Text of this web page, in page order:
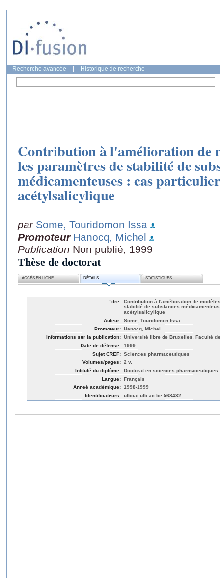
Recherche avancée Historique de recherche
Contribution à l'amélioration de
les paramètres de stabilité de
médicamenteuses : cas
acétylsalicylique
par Some, Touridomon Issa
Promoteur Hanocq, Michel
Publication Non publié, 1999
Thèse de doctorat
ACCÈS EN LIGNE DÉTAILS STATISTIQUES
Titre: Contribution à l'amélioration de
stabilité de substances
acétylsalicylique
Auteur: Some, Touridomon Issa
Promoteur: Hanocq, Michel
Informations sur la publication: Université libre de Bruxelles, Faculté
Date de défense: 1999
Sujet CREF: Sciences pharmaceutiques
Volumes/pages: 2 v.
Intitulé du diplôme: Doctorat en sciences pharmaceutiques
Langue: Français
Anneé académique: 1998-1999
Identificateurs: ulbcat.ulb.ac.be:568432